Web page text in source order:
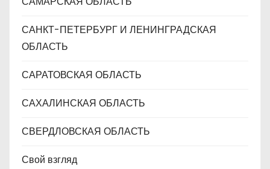
САНКТ-ПЕТЕРБУРГ И ЛЕНИНГРАДСКАЯ
ОБЛАСТЬ
САРАТОВСКАЯ ОБЛАСТЬ
САХАЛИНСКАЯ ОБЛАСТЬ
СВЕРДЛОВСКАЯ ОБЛАСТЬ
Свой взгляд